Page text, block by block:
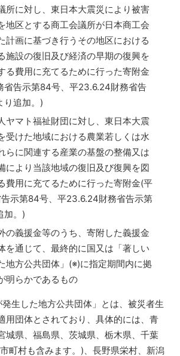
所に対し、東日本大震災により被害
地区とする商工会議所が日本商工会
計画に基づき行うその地区における
施設の復旧及び経済の早期の復興を
る費用に充てるために行った寄附金
省告示第84号、平23.6.24財務省告
り追加。)
ヤマト福祉財団に対し、東日本大震
受けた地域における農業若しくは水
らに関連する産業の基盤の整備又は
により当該地域の復旧及び復興を図
費用に充てるために行った寄附金(平
示第84号、平23.6.24財務省告示第
加。)
の義援金等のうち、寄附した義援金
を通じて、最終的に国又は「著しい
地方公共団体」(※)に指定期間内に拠
明らかであるもの
生した地方公共団体」とは、被災者生
用団体とされており、具体的には、青
城県、福島県、茨城県、栃木県、千葉
町村も含みます。)、長野県栄村、新潟